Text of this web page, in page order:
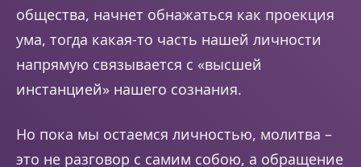
общества, начнет обнажаться как проекция
ума, тогда какая-то часть нашей личности
напрямую связывается с «высшей
инстанцией» нашего сознания.
Но пока мы остаемся личностью, молитва –
это не разговор с самим собою, а обращение